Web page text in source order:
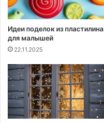
Идеи поделок из пластилина
для малышей
22.11.2025